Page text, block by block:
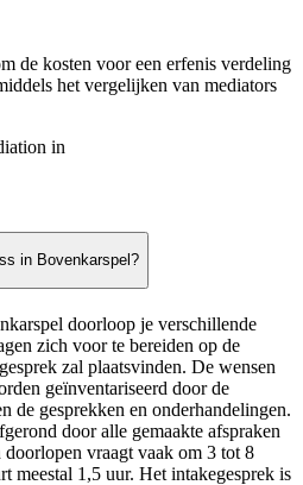
de kosten voor een erfenis verdeling
het vergelijken van mediators
in
in Bovenkarspel?
doorloop je verschillende
zich voor te bereiden op de
zal plaatsvinden. De wensen
geïnventariseerd door de
de gesprekken en onderhandelingen.
door alle gemaakte afspraken
vraagt vaak om 3 tot 8
meestal 1,5 uur. Het intakegesprek is